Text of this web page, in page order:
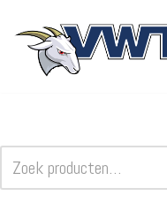
Ga